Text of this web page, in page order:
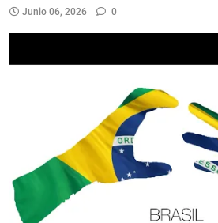
Junio 06, 2026 0